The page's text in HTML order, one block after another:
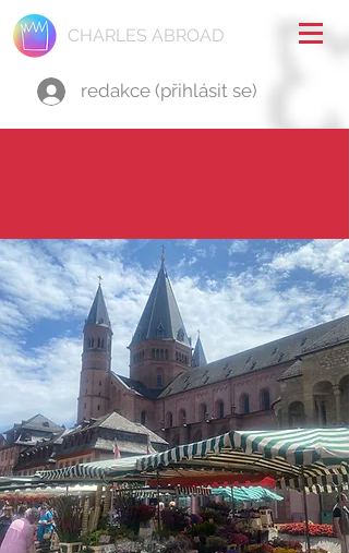
CHARLES ABROAD
redakce (přihlásit se)